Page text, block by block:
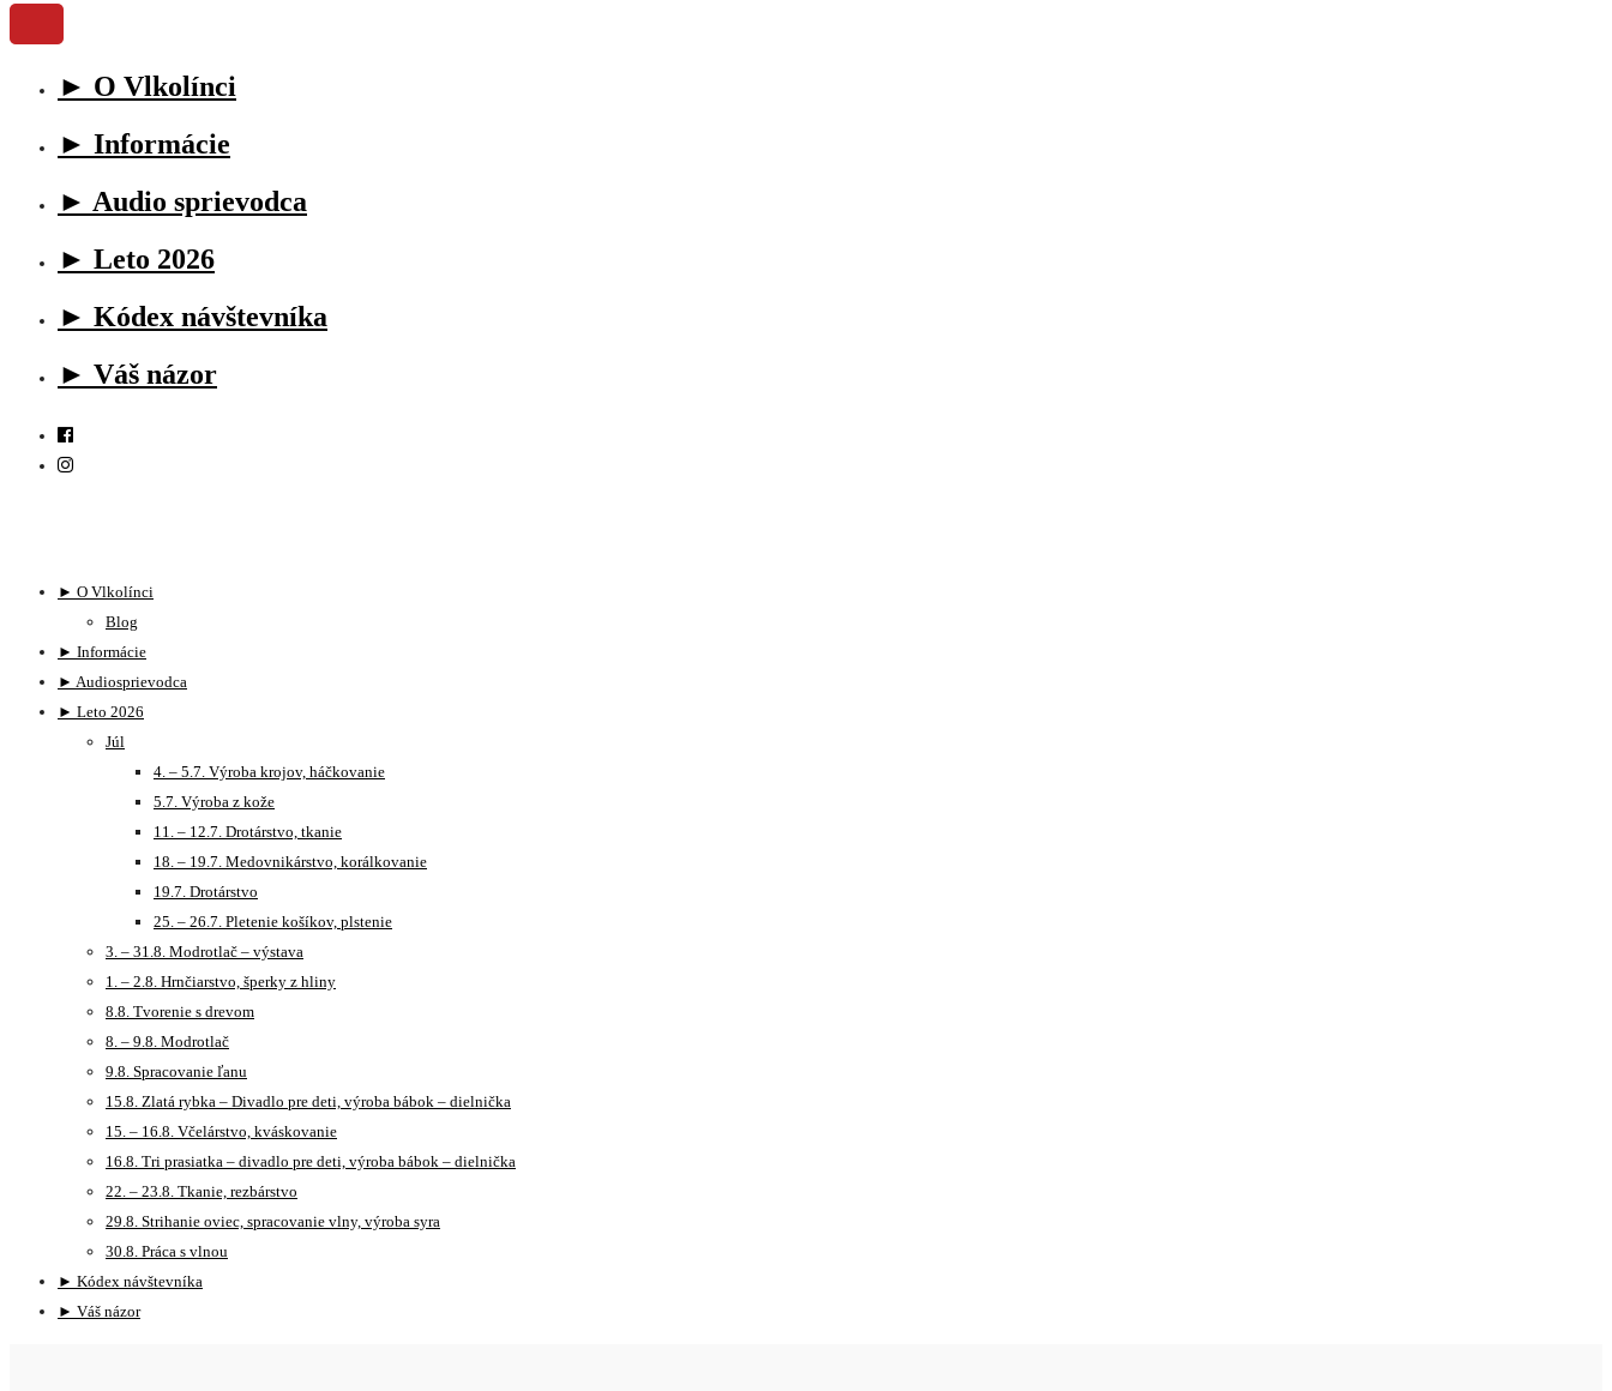
► O Vlkolínci
► Informácie
► Audio sprievodca
► Leto 2026
► Kódex návštevníka
► Váš názor
► O Vlkolínci
Blog
► Informácie
► Audiosprievodca
► Leto 2026
Júl
4. – 5.7. Výroba krojov, háčkovanie
5.7. Výroba z kože
11. – 12.7. Drotárstvo, tkanie
18. – 19.7. Medovnikárstvo, korálkovanie
19.7. Drotárstvo
25. – 26.7. Pletenie košíkov, plstenie
3. – 31.8. Modrotlač – výstava
1. – 2.8. Hrnčiarstvo, šperky z hliny
8.8. Tvorenie s drevom
8. – 9.8. Modrotlač
9.8. Spracovanie ľanu
15.8. Zlatá rybka – Divadlo pre deti, výroba bábok – dielnička
15. – 16.8. Včelárstvo, kváskovanie
16.8. Tri prasiatka – divadlo pre deti, výroba bábok – dielnička
22. – 23.8. Tkanie, rezbárstvo
29.8. Strihanie oviec, spracovanie vlny, výroba syra
30.8. Práca s vlnou
► Kódex návštevníka
► Váš názor